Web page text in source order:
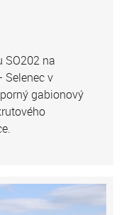
SO202 na
Selenec v
gabionový